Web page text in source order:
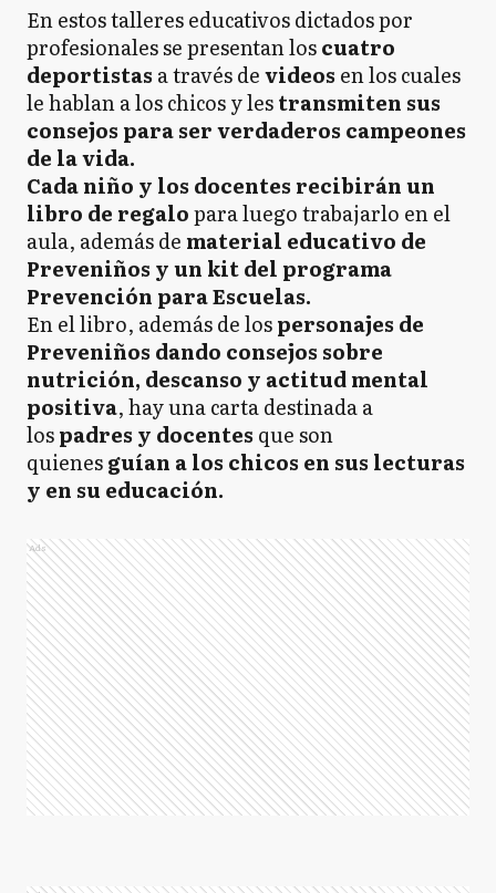
En estos talleres educativos dictados por
profesionales se presentan loscuatro
deportistas a través devideos en los cuales
le hablan a los chicos y lestransmiten sus
consejos para ser verdaderos campeones
de la vida.
Cada niño y los docentes recibirán un
libro de regalopara luego trabajarlo en el
aula, además de material educativo de
Preveniños y un kit del programa
Prevención para Escuelas.
En el libro, además de lospersonajes de
Preveniños dando consejos sobre
nutrición, descanso y actitud mental
positiva, hay una carta destinada a
lospadres y docentes que son
quienesguían a los chicos en sus lecturas
y en su educación.
Ads